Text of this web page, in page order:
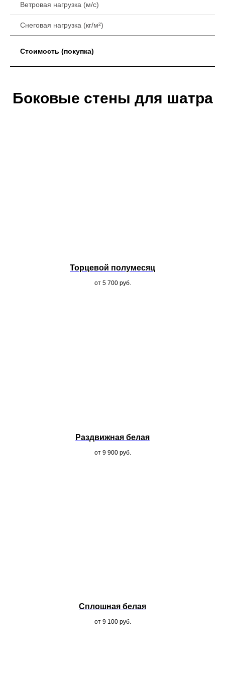
Ветровая нагрузка (м/с)
Снеговая нагрузка (кг/м²)
Стоимость (покупка)
Боковые стены для шатра
Торцевой полумесяц
от 5 700 руб.
Раздвижная белая
от 9 900 руб.
Сплошная белая
от 9 100 руб.